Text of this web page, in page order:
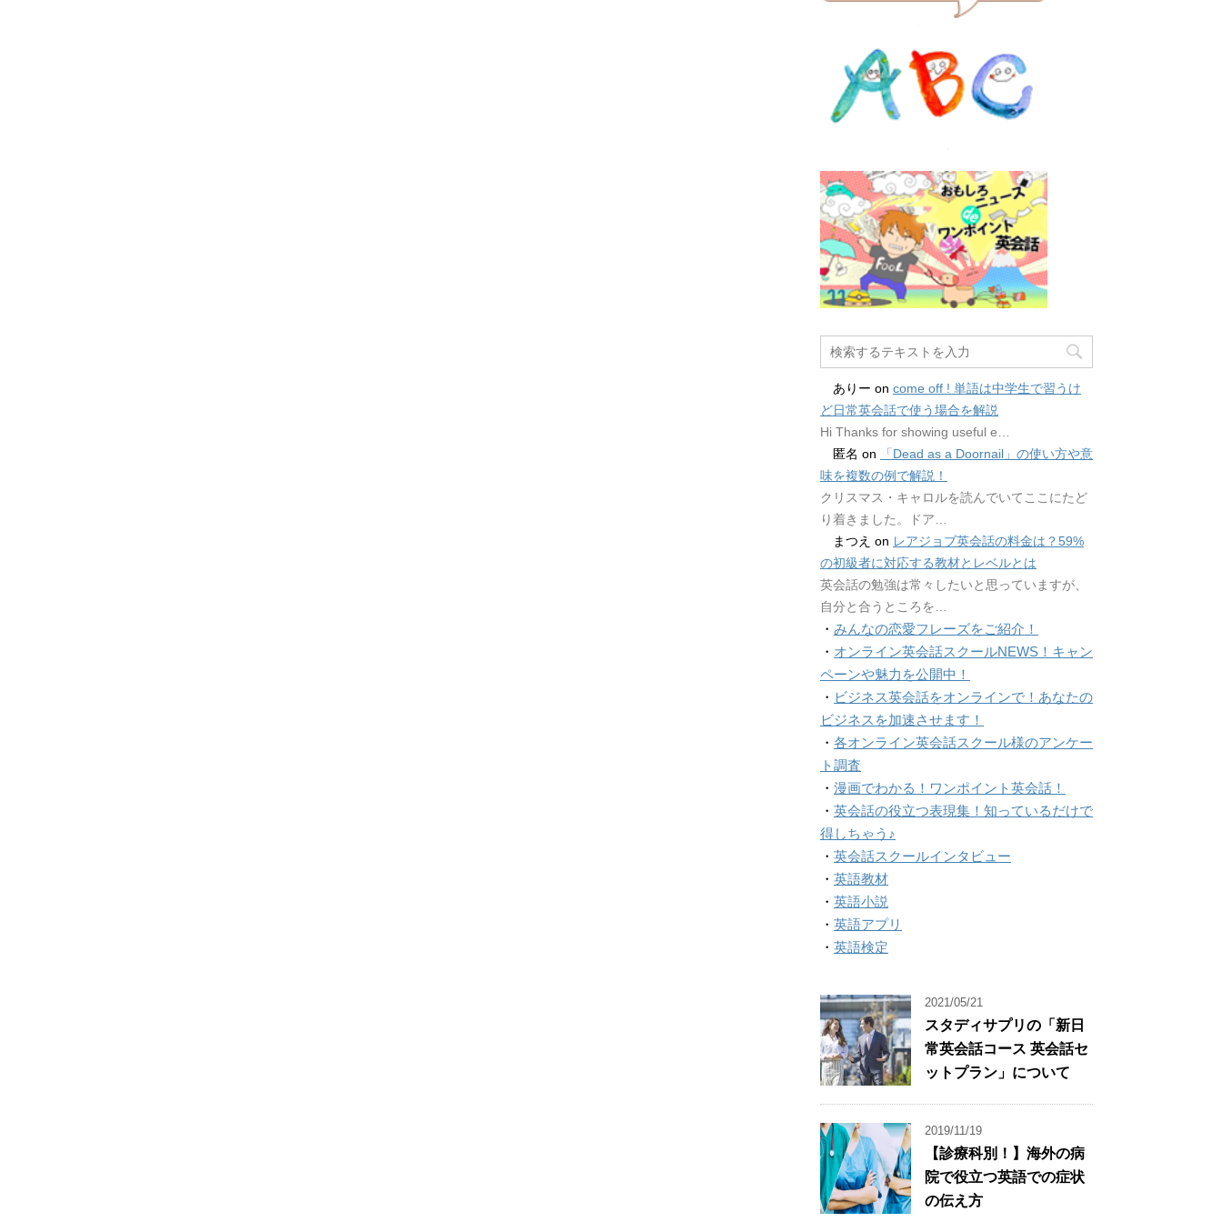
ありー on come off ! 単語は中学生で習うけ
ど日常英会話で使う場合を解説
Hi Thanks for showing useful e…
匿名 on
「Dead as a Doornail」の使い方や意
味を複数の例で解説！
クリスマス・キャロルを読んでいてここにたど
り着きました。ドア…
まつえ on レアジョブ英会話の料金は？59%
の初級者に対応する教材とレベルとは
英会話の勉強は常々したいと思っていますが、
自分と合うところを…
・ みんなの恋愛フレーズをご紹介！
・ オンライン英会話スクールNEWS！キャン
ペーンや魅力を公開中！
・ ビジネス英会話をオンラインで！あなたの
ビジネスを加速させます！
・ 各オンライン英会話スクール様のアンケー
ト調査
・ 漫画でわかる！ワンポイント英会話！
・ 英会話の役立つ表現集！知っているだけで
得しちゃう♪
・ 英会話スクールインタビュー
・ 英語教材
・ 英語小説
・ 英語アプリ
・ 英語検定
2021/05/21
スタディサプリの「新日
常英会話コース 英会話セ
ットプラン」について
2019/11/19
【診療科別！】海外の病
院で役立つ英語での症状
の伝え方